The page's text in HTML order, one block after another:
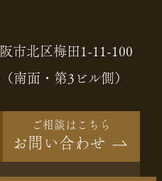
市北区梅田1-11-100
南面・第3ビル側）
ご相談はこちら
お問い合わせ